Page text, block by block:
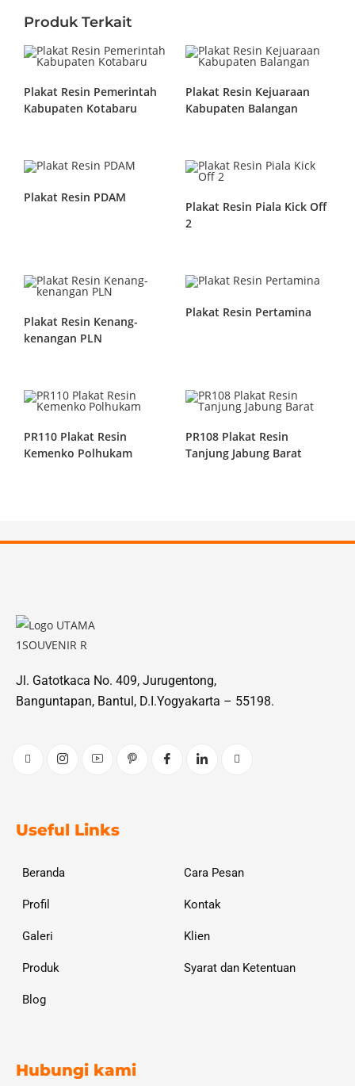
Produk Terkait
Plakat Resin Pemerintah
Kabupaten Kotabaru
Plakat Resin Kejuaraan
Kabupaten Balangan
Plakat Resin PDAM
Plakat Resin Piala Kick Off
2
Plakat Resin Kenang-
kenangan PLN
Plakat Resin Pertamina
PR110 Plakat Resin
Kemenko Polhukam
PR108 Plakat Resin
Tanjung Jabung Barat
Jl. Gatotkaca No. 409, Jurugentong,
Banguntapan, Bantul, D.I.Yogyakarta – 55198.
Useful Links
Beranda
Profil
Galeri
Produk
Blog
Cara Pesan
Kontak
Klien
Syarat dan Ketentuan
Hubungi kami